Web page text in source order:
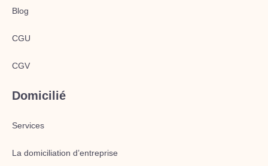
Blog
CGU
CGV
Domicilié
Services
La domiciliation d’entreprise